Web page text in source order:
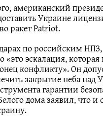
американский
Украине
ракет Patriot.
по российским
«это эскалация,
конфликту». Он
закрытие неба над
гарантии
дома заявил, что